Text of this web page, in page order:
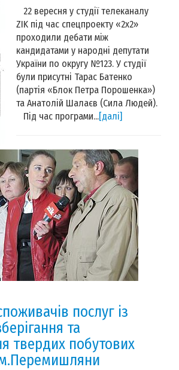
22 вересня у студії телеканалу
ZIK під час спецпроекту «2х2»
проходили дебати між
кандидатами у народні депутати
України по округу №123. У студії
були присутні Тарас Батенко
(партія «Блок Петра Порошенка»)
та Анатолій Шалаєв (Сила Людей).
Під час програми...[далі]
послуг із
та
твердих побутових
м.Перемишляни